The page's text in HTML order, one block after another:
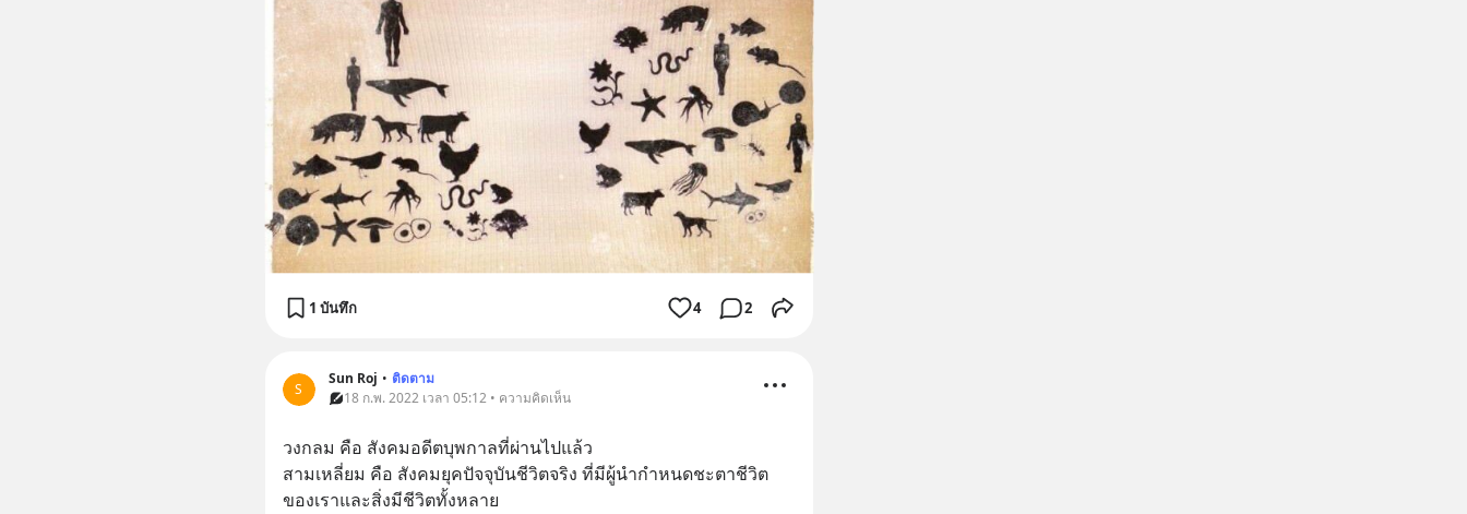
1 บันทึก 4 2
S
Sun Roj • ติดตาม
18 ก.พ. 2022 เวลา 05:12 • ความคิดเห็น
วงกลม คือ สังคมอดีตบุพกาลที่ผ่านไปแล้ว
สามเหลี่ยม คือ สังคมยุคปัจจุบันชีวิตจริง ที่มีผู้นำกำหนดชะตาชีวิต
ของเราและสิ่งมีชีวิตทั้งหลาย